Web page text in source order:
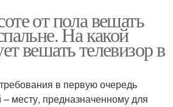
от пола вешать
На какой
вешать телевизор в
в первую очередь
– месту, предназначенному для